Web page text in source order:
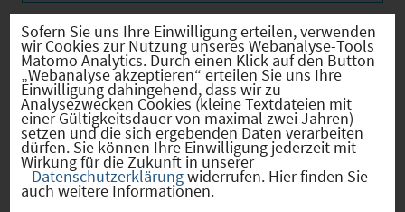
Sozialvers. Beschäftigte
Verkehrsinfrastruktur
Sofern Sie uns Ihre Einwilligung erteilen, verwenden
wir Cookies zur Nutzung unseres Webanalyse-Tools
Matomo Analytics. Durch einen Klick auf den Button
„Webanalyse akzeptieren“ erteilen Sie uns Ihre
Einwilligung dahingehend, dass wir zu
Analysezwecken Cookies (kleine Textdateien mit
einer Gültigkeitsdauer von maximal zwei Jahren)
setzen und die sich ergebenden Daten verarbeiten
dürfen. Sie können Ihre Einwilligung jederzeit mit
Wirkung für die Zukunft in unserer
Datenschutzerklärungwiderrufen. Hier finden Sie
auch weitere Informationen.